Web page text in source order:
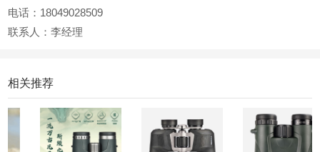
电话：18049028509
联系人：李经理
相关推荐